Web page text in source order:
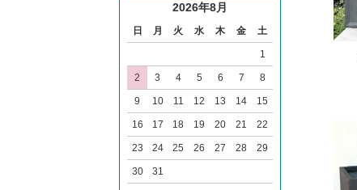
2026年8月
日 月 火 水 木 金 土
1
2 3 4 5 6 7 8
9 10 11 12 13 14 15
16 17 18 19 20 21 22
23 24 25 26 27 28 29
30 31